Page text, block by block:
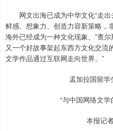
网文出海已成为中华文化“走出
鲜感、想象力、创造力容新策略，
海外已经成为一种文化现象。”查
又一个好故事架起东西方文化交
文学作品通过互联网走向世界。”
孟加拉国留
“与中国网络文
本报记